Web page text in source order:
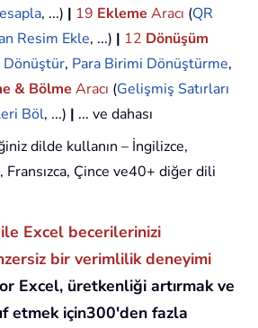
, ...) | 19 Ekleme Aracı (QR
Resim Ekle, ...) | 12 Dönüşüm
Dönüştür, Para Birimi Dönüştürme,
& Bölme Aracı (Gelişmiş Satırları
Böl, ...) | ... ve dahası
dilde kullanın – İngilizce,
Fransızca, Çince ve40+ diğer dili
Excel becerilerinizi
bir verimlilik deneyimi
Excel, üretkenliği artırmak ve
etmek için300'den fazla